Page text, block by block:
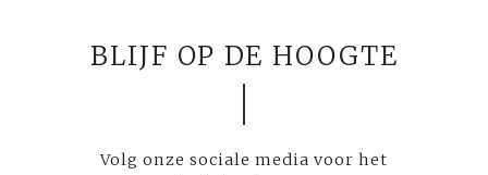
BLIJF OP DE HOOGTE
Volg onze sociale media voor het